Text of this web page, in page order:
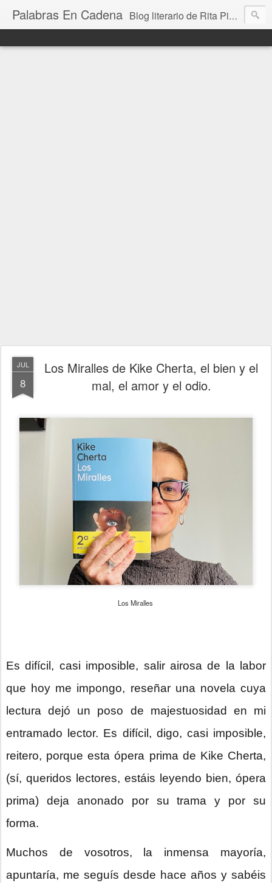
Palabras En Cadena Blog literario de Rita Piedrafita
JUL
8
Los Miralles de Kike Cherta, el bien y el
mal, el amor y el odio.
Los Miralles
Es difícil, casi imposible, salir airosa de la labor
que hoy me impongo, reseñar una novela cuya
lectura dejó un poso de majestuosidad en mi
entramado lector. Es difícil, digo, casi imposible,
reitero, porque esta ópera prima de Kike Cherta,
(sí, queridos lectores, estáis leyendo bien, ópera
prima) deja anonado por su trama y por su
forma.
Muchos de vosotros, la inmensa mayoría,
apuntaría, me seguís desde hace años y sabéis